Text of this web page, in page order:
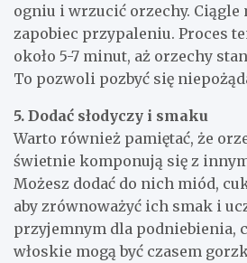
ogniu i wrzucić orzechy. Ciągle
zapobiec przypaleniu. Proces
około 5-7 minut, aż orzechy
To pozwoli pozbyć się
5. Dodać słodyczy i smaku
Warto również pamiętać, że
świetnie komponują się z
Możesz dodać do nich miód,
aby zrównoważyć ich smak i
przyjemnym dla podniebienia,
włoskie mogą być czasem